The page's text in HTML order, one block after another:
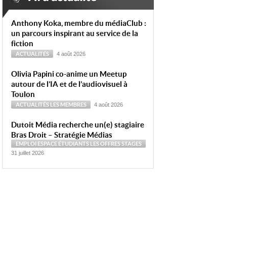
Anthony Koka, membre du médiaClub :
un parcours inspirant au service de la
fiction
ACTUALITÉS 4 août 2026
Olivia Papini co-anime un Meetup
autour de l’IA et de l’audiovisuel à
Toulon
ACTUALITÉS LES MEMBRES 4 août 2026
Dutoit Média recherche un(e) stagiaire
Bras Droit – Stratégie Médias
EMPLOI ESPACE ÉTUDIANTS LES OFFRESSTAGES
31 juillet 2026